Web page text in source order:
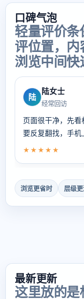
口碑气泡
轻量评价
评位置，
浏览中间快
陆
陆女士
经常回访
页面很干净，先
要反复翻找，手机
★★★★★
浏览更省时 层级
最新更新
这里放的